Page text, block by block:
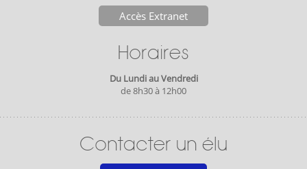
Accès Extranet
Horaires
Du Lundi au Vendredi
de 8h30 à 12h00
Contacter un élu